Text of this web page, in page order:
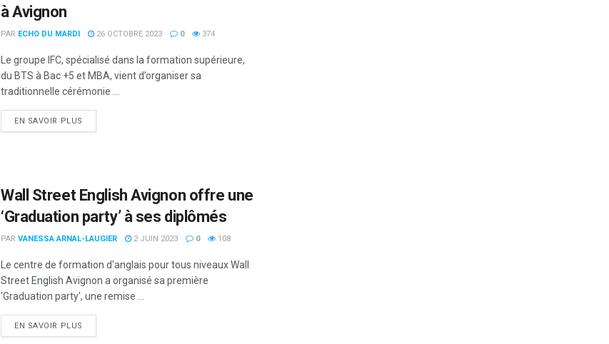
à Avignon
PAR ECHO DU MARDI 26 OCTOBRE 2023 0 374
Le groupe IFC, spécialisé dans la formation supérieure,
du BTS à Bac +5 et MBA, vient d’organiser sa
traditionnelle cérémonie ...
EN SAVOIR PLUS
Wall Street English Avignon offre une
‘Graduation party’ à ses diplômés
PAR VANESSA ARNAL-LAUGIER 2 JUIN 2023 0 108
Le centre de formation d'anglais pour tous niveaux Wall
Street English Avignon a organisé sa première
'Graduation party', une remise ...
EN SAVOIR PLUS